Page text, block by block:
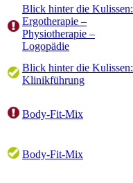
Blick hinter die Kulissen:
Ergotherapie –
Physiotherapie –
Logopädie
Blick hinter die Kulissen:
Klinikführung
Body-Fit-Mix
Body-Fit-Mix